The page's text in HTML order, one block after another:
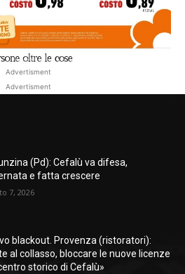
Advertisment
Advertisment
(Pd): Cefalù va difesa,
e fatta crescere
7, 2026
blackout. Provenza (ristoratori):
al collasso, bloccare le nuove licenze
storico di Cefalù»